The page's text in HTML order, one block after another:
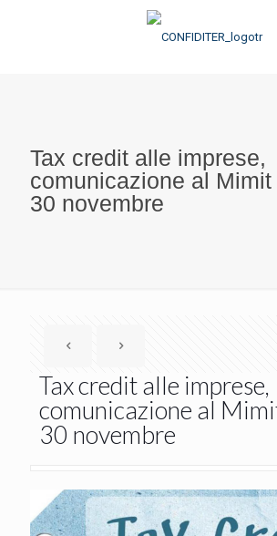
Tax credit alle imprese,
comunicazione al Mimit
30 novembre
Tax credit alle imprese,
comunicazione al
30 novembre